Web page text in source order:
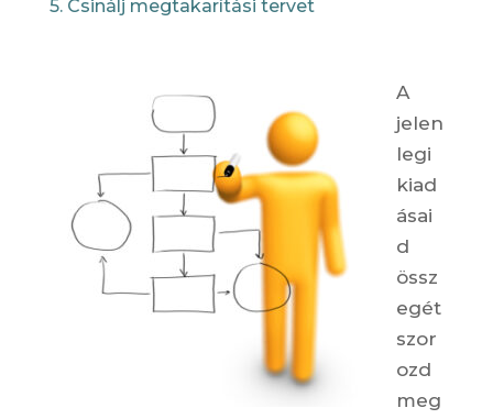
5. Csinálj megtakarítási tervet
A
jelen
legi
kiad
ásai
d
össz
egét
szor
ozd
meg